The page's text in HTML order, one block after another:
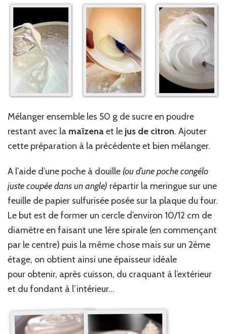
Mélanger ensemble les 50 g de sucre en poudre
restant avec la maïzenaet le jus de citron. Ajouter
cette préparation à la précédente et bien mélanger.
A l’aide d’une poche à douille (ou d’une poche congélo
juste coupée dans un angle) répartir la meringue sur une
feuille de papier sulfurisée posée sur la plaque du four.
Le but est de former un cercle d’environ 10/12 cm de
diamètre en faisant une 1ère spirale (en commençant
par le centre) puis la même chose mais sur un 2ème
étage, on obtient ainsi une épaisseur idéale
pour obtenir, après cuisson, du craquant à l’extérieur
et du fondant à l’intérieur…